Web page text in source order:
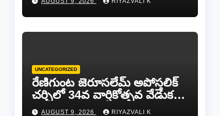
UNCATEGORIZED
రేణిగుంట జెరూసలేమ్ అపోస్తలిక్
చర్చిలో 34వ వార్షికోత్సవ వేడుకలు
ఘనంగా నిర్వహించబడ్డాయి.
AUGUST 9, 2026 RIYAZVALI K